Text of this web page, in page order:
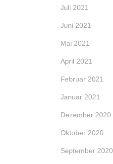
Juli 2021
Juni 2021
Mai 2021
April 2021
Februar 2021
Januar 2021
Dezember 2020
Oktober 2020
September 2020